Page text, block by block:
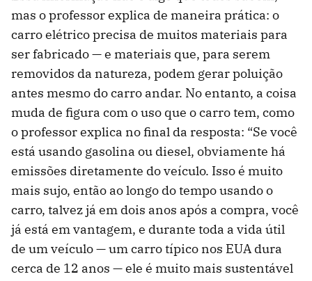
mas o professor explica de maneira prática: o
carro elétrico precisa de muitos materiais para
ser fabricado — e materiais que, para serem
removidos da natureza, podem gerar poluição
antes mesmo do carro andar. No entanto, a coisa
muda de figura com o uso que o carro tem, como
o professor explica no final da resposta: “Se você
está usando gasolina ou diesel, obviamente há
emissões diretamente do veículo. Isso é muito
mais sujo, então ao longo do tempo usando o
carro, talvez já em dois anos após a compra, você
já está em vantagem, e durante toda a vida útil
de um veículo — um carro típico nos EUA dura
cerca de 12 anos — ele é muito mais sustentável